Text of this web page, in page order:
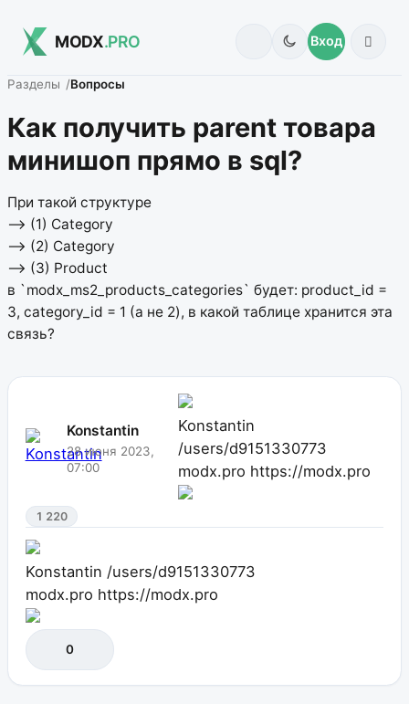
MODX.PRO Вход
Разделы Вопросы
Как получить parent товара
минишоп прямо в sql?
При такой структуре
–> (1) Category
–> (2) Category
–> (3) Product
в `modx_ms2_products_categories` будет: product_id =
3, category_id = 1 (а не 2), в какой таблице хранится эта
связь?
Konstantin
28 июня 2023,
07:00
Konstantin
/users/d9151330773
modx.pro https://modx.pro
1 220
Konstantin /users/d9151330773
modx.pro https://modx.pro
0